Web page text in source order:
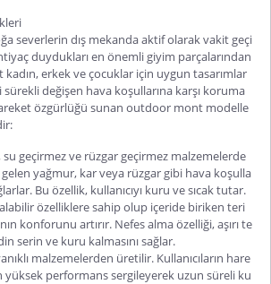
severlerin dış mekanda aktif olarak vakit geçi
duydukları en önemli giyim parçalarından
erkek ve çocuklar için uygun tasarımlar
değişen hava koşullarına karşı koruma
özgürlüğü sunan outdoor mont modelle
geçirmez ve rüzgar geçirmez malzemelerde
gelen yağmur, kar veya rüzgar gibi hava koşulla
Bu özellik, kullanıcıyı kuru ve sıcak tutar.
özelliklere sahip olup içeride biriken teri
konforunu artırır. Nefes alma özelliği, aşırı te
serin ve kuru kalmasını sağlar.
malzemelerden üretilir. Kullanıcıların hare
yüksek performans sergileyerek uzun süreli ku